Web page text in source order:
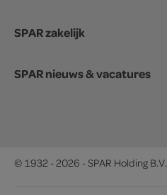
SPAR zakelijk
SPAR nieuws & vacatures
© 1932 - 2026 - SPAR Holding B.V.